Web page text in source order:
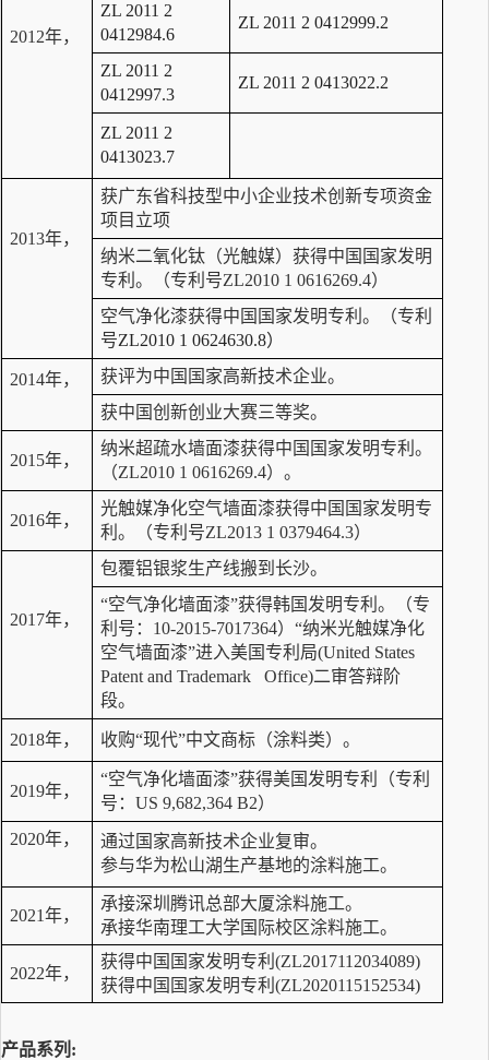
2012年，
ZL 2011 2
0412984.6
ZL 2011 2 0412999.2
ZL 2011 2
0412997.3
ZL 2011 2 0413022.2
ZL 2011 2
0413023.7
2013年，
获广东省科技型中小企业技术创新专项资金
项目立项
纳米二氧化钛（光触媒）获得中国国家发明
专利。（专利号ZL2010 1 0616269.4）
空气净化漆获得中国国家发明专利。（专利
号ZL2010 1 0624630.8）
2014年，
获评为中国国家高新技术企业。
获中国创新创业大赛三等奖。
2015年，
纳米超疏水墙面漆获得中国国家发明专利。
（ZL2010 1 0616269.4）。
2016年，
光触媒净化空气墙面漆获得中国国家发明专
利。（专利号ZL2013 1 0379464.3）
2017年，
包覆铝银浆生产线搬到长沙。
“空气净化墙面漆”获得韩国发明专利。（专
利号：10-2015-7017364） “纳米光触媒净化
空气墙面漆”进入美国专利局(United States
Patent and Trademark Office)二审答辩阶
段。
2018年， 收购“现代”中文商标（涂料类）。
2019年，
“空气净化墙面漆”获得美国发明专利（专利
号：US 9,682,364 B2）
2020年，
通过国家高新技术企业复审。
参与华为松山湖生产基地的涂料施工。
2021年，
承接深圳腾讯总部大厦涂料施工。
承接华南理工大学国际校区涂料施工。
2022年，
获得中国国家发明专利(ZL2017112034089)
获得中国国家发明专利(ZL2020115152534)
产品系列 :